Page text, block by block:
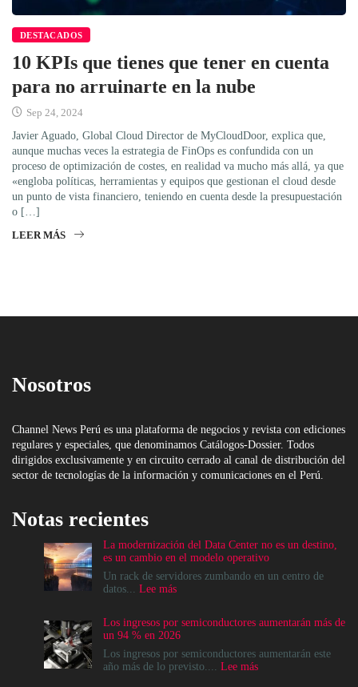
DESTACADOS
10 KPIs que tienes que tener en cuenta
para no arruinarte en la nube
Sep 24, 2024
Javier Aguado, Global Cloud Director de MyCloudDoor, explica que,
aunque muchas veces la estrategia de FinOps es confundida con un
proceso de optimización de costes, en realidad va mucho más allá, ya que
«engloba políticas, herramientas y equipos que gestionan el cloud desde
un punto de vista financiero, teniendo en cuenta desde la presupuestación
o […]
LEER MÁS
Nosotros
Channel News Perú es una plataforma de negocios y revista con ediciones
regulares y especiales, que denominamos Catálogos-Dossier. Todos
dirigidos exclusivamente y en circuito cerrado al canal de distribución del
sector de tecnologías de la información y comunicaciones en el Perú.
Notas recientes
La modernización del Data Center no es un destino,
es un cambio en el modelo operativo
Un rack de servidores zumbando en un centro de
datos... Lee más:
del
Data
Center
no
Los ingresos por semiconductores aumentarán más de
un 94 % en 2026
Los ingresos por semiconductores aumentarán este
año más de lo previsto.... Lee más: